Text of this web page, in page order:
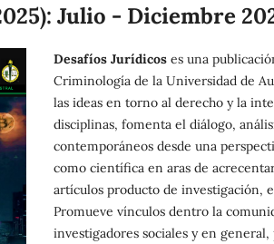
Julio - Diciembre
Desafíos Jurídicos es una
Criminología de la Universidad de
las ideas en torno al derecho y la
disciplinas, fomenta el diálogo,
contemporáneos desde una
como científica en aras de
artículos producto de investigación,
Promueve vínculos dentro la
investigadores sociales y en